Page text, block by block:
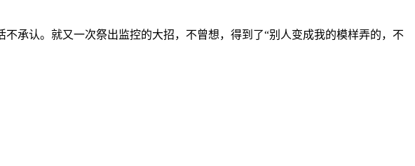
承认。就又一次祭出监控的大招，不曾想，得到了“别人变成我的模样弄的，不